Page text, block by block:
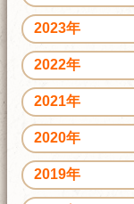
2023年
2022年
2021年
2020年
2019年